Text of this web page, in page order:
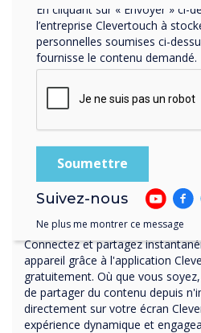
Logiciel inclus sans frais
CleverShare
Connectez et partagez
appareil grâce à l'application
gratuitement. Où que vous
de partager du contenu depuis
directement sur votre écran
expérience dynamique et
En cliquant sur « Envoyer » ci-
l’entreprise Clevertouch à
personnelles soumises ci-
fournisse le contenu demandé.
Suivez-nous
Ne plus me montrer ce message